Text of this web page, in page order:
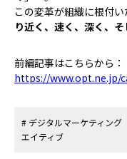
この変革が組織に根付い
り近く、速く、深く、そ
前編記事はこちらから：
https://www.opt.ne.jp/
# デジタルマーケティング
エイティブ